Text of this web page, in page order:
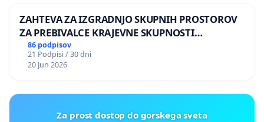
ZAHTEVA ZA IZGRADNJO SKUPNIH PROSTOROV
ZA PREBIVALCE KRAJEVNE SKUPNOSTI
PRESTRANEK
86 podpisov
21 Podpisi / 30 dni
20 Jun 2026
Za prost dostop do gorskega sveta